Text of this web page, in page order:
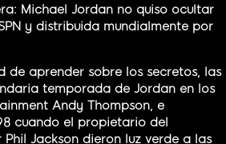
Michael Jordan no quiso ocultar
y distribuida mundialmente por
de aprender sobre los secretos, las
temporada de Jordan en los
Andy Thompson, e
cuando el propietario del
Jackson dieron luz verde a las